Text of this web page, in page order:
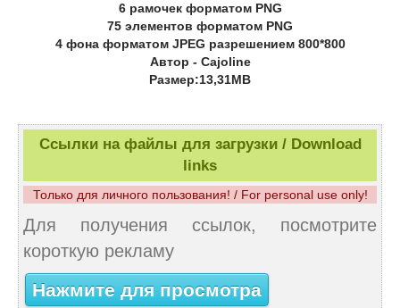
6 рамочек форматом PNG
75 элементов форматом PNG
4 фона форматом JPEG разрешением 800*800
Автор - Cajoline
Размер:13,31MB
Ссылки на файлы для загрузки / Download
links
Только для личного пользования! / For personal use only!
Для получения ссылок, посмотрите
короткую рекламу
Нажмите для просмотра